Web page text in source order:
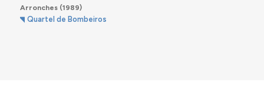
Arronches(1989)
Quartel de Bombeiros